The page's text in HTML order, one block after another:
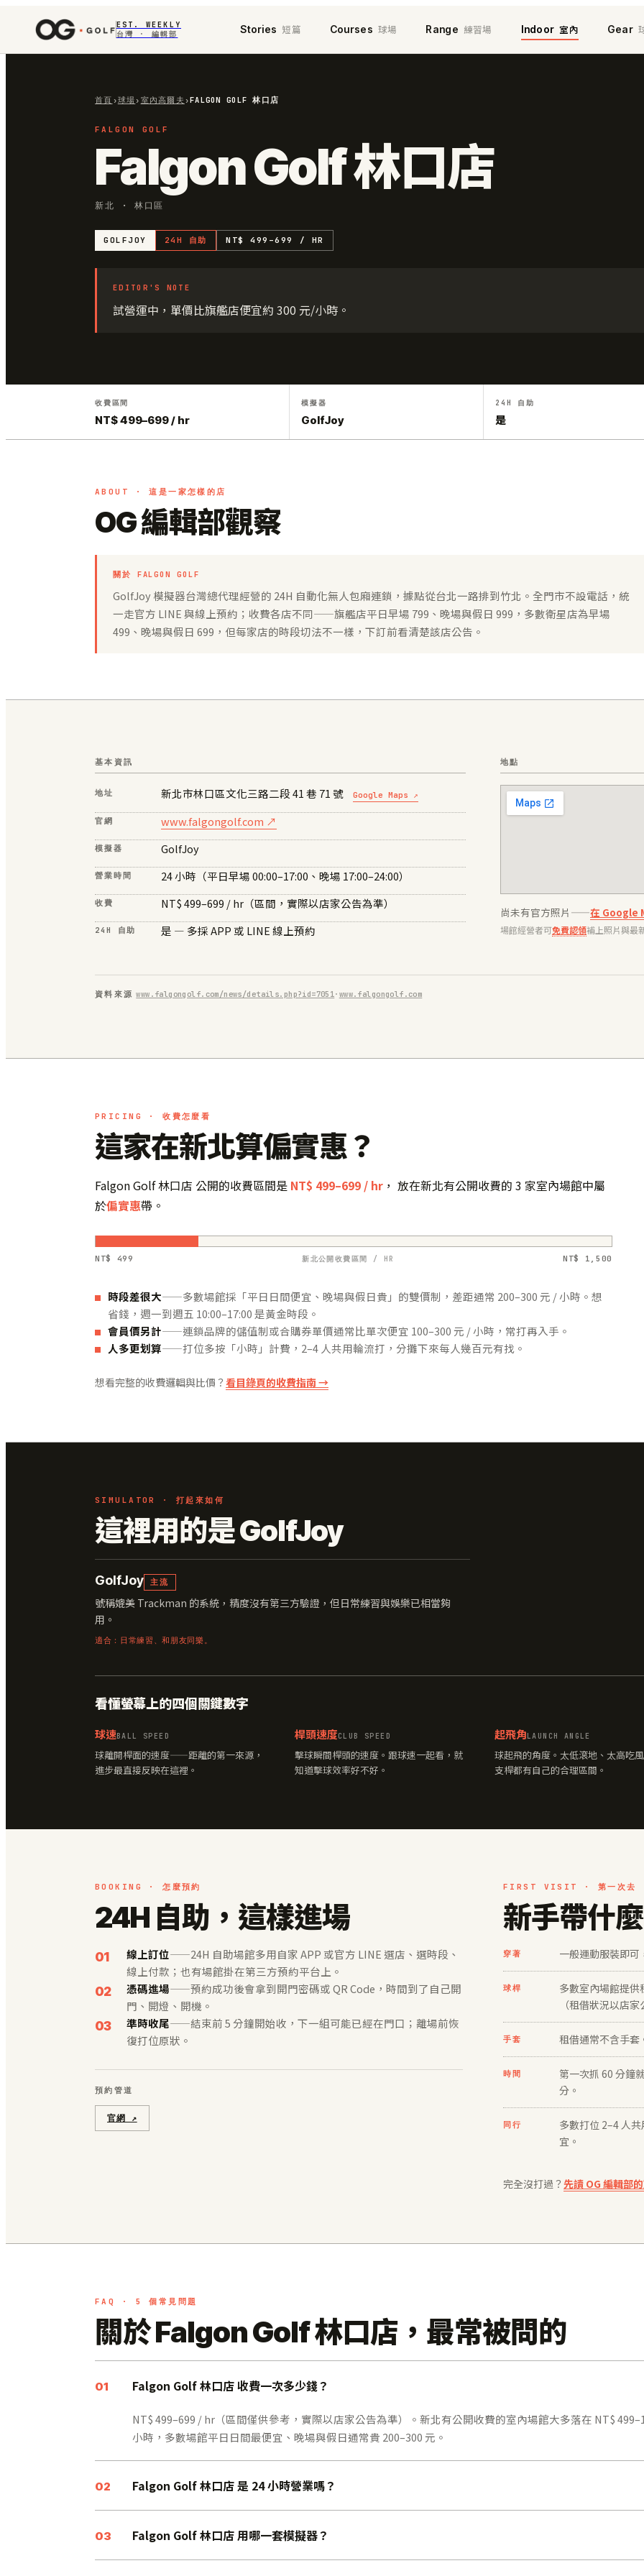
EST. WEEKLY
台灣 · 編輯部
Stories 短篇 Courses 球場 Range 練習場 Indoor 室內 Gear
首頁 ›球場› 室內高爾夫 ›FALGON GOLF 林口店
FALGON GOLF
Falgon Golf 林口店
新北 · 林口區
GOLFJOY 24H 自助 NT$ 499–699 / HR
EDITOR'S NOTE
試營運中，單價比旗艦店便宜約 300 元/小時。
收費區間
NT$ 499–699 / hr
模擬器
GolfJoy
24H 自助
是
ABOUT · 這是一家怎樣的店
OG 編輯部觀察
關於 FALGON GOLF
GolfJoy 模擬器台灣總代理經營的 24H 自動化無人包廂連鎖，據點從台北一路排到竹北。全門市不設電話，統
一走官方 LINE 與線上預約；收費各店不同——旗艦店平日早場 799、晚場與假日 999，多數衛星店為早場
499、晚場與假日 699，但每家店的時段切法不一樣，下訂前看清楚該店公告。
基本資訊
地址 新北市林口區文化三路二段 41 巷 71 號 Google Maps ↗
官網 www.falgongolf.com ↗
模擬器 GolfJoy
營業時間 24 小時（平日早場 00:00–17:00、晚場 17:00–24:00）
收費 NT$ 499–699 / hr（區間，實際以店家公告為準）
24H 自助 是 — 多採 APP 或 LINE 線上預約
地點
尚未有官方照片——在 Google
場館經營者可免費認領補上照片與最
資料來源 www.falgongolf.com/news/details.php?id=7051· www.falgongolf.com
PRICING · 收費怎麼看
這家在新北算偏實惠？
Falgon Golf 林口店 公開的收費區間是 NT$ 499–699 / hr ， 放在新北有公開收費的 3 家室內場館中屬
於偏實惠帶。
NT$ 499 新北公開收費區間 / HR NT$ 1,500
時段差很大——多數場館採「平日日間便宜、晚場與假日貴」的雙價制，差距通常 200–300 元 / 小時。想
省錢，週一到週五 10:00–17:00 是黃金時段。
會員價另計——連鎖品牌的儲值制或合購券單價通常比單次便宜 100–300 元 / 小時，常打再入手。
人多更划算——打位多按「小時」計費，2–4 人共用輪流打，分攤下來每人幾百元有找。
想看完整的收費邏輯與比價？ 看目錄頁的收費指南 →
SIMULATOR · 打起來如何
這裡用的是 GolfJoy
GolfJoy 主流
號稱媲美 Trackman 的系統，精度沒有第三方驗證，但日常練習與娛樂已相當夠
用。
適合：日常練習、和朋友同樂。
看懂螢幕上的四個關鍵數字
球速BALL SPEED
球離開桿面的速度——距離的第一來源，
進步最直接反映在這裡。
桿頭速度CLUB SPEED
擊球瞬間桿頭的速度。跟球速一起看，就
知道擊球效率好不好。
起飛角LAUNCH ANGLE
球起飛的角度。太低滾地、太高吃
支桿都有自己的合理區間。
BOOKING · 怎麼預約
24H 自助，這樣進場
線上訂位——24H 自助場館多用自家 APP 或官方 LINE 選店、選時段、
線上付款；也有場館掛在第三方預約平台上。
憑碼進場——預約成功後會拿到開門密碼或 QR Code，時間到了自己開
門、開燈、開機。
準時收尾——結束前 5 分鐘開始收，下一組可能已經在門口；離場前恢
復打位原狀。
預約管道
官網 ↗
FIRST VISIT · 第一次去
新手帶什
穿著 一般運動服裝即可
球桿
多數室內場館提
（租借狀況以店
手套 租借通常不含手
時間
第一次抓 60 分鐘
分。
同行
多數打位 2–4 人
宜。
完全沒打過？ 先讀 OG 編輯部
FAQ · 5 個常見問題
關於 Falgon Golf 林口店，最常被問的
01 Falgon Golf 林口店 收費一次多少錢？
NT$ 499–699 / hr（區間僅供參考，實際以店家公告為準）。新北有公開收費的室內場館大多落在 NT$
小時，多數場館平日日間最便宜、晚場與假日通常貴 200–300 元。
02 Falgon Golf 林口店 是 24 小時營業嗎？
03 Falgon Golf 林口店 用哪一套模擬器？